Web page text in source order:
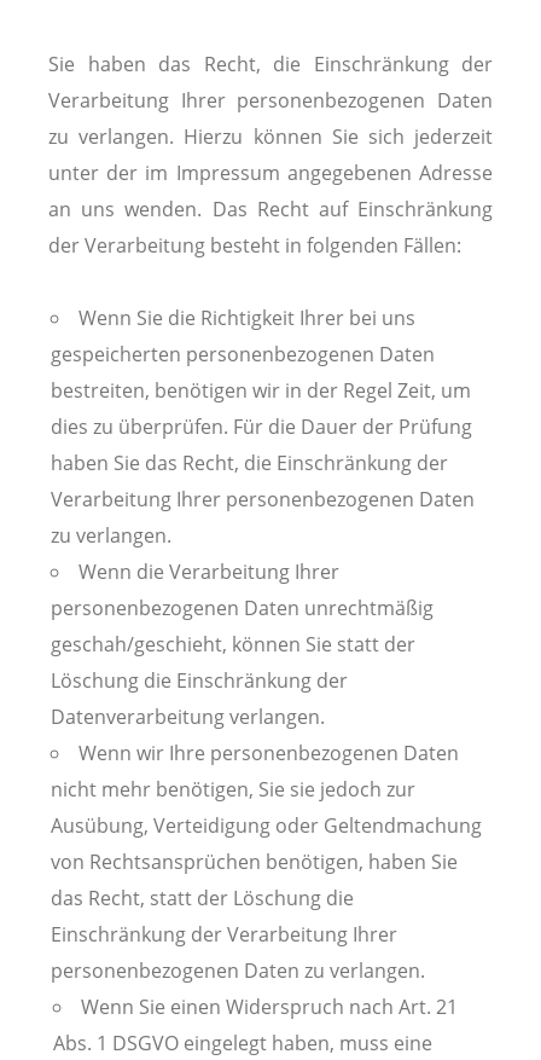
Sie haben das Recht, die Einschränkung der
Verarbeitung Ihrer personenbezogenen Daten
zu verlangen. Hierzu können Sie sich jederzeit
unter der im Impressum angegebenen Adresse
an uns wenden. Das Recht auf Einschränkung
der Verarbeitung besteht in folgenden Fällen:
Wenn Sie die Richtigkeit Ihrer bei uns
gespeicherten personenbezogenen Daten
bestreiten, benötigen wir in der Regel Zeit, um
dies zu überprüfen. Für die Dauer der Prüfung
haben Sie das Recht, die Einschränkung der
Verarbeitung Ihrer personenbezogenen Daten
zu verlangen.
Wenn die Verarbeitung Ihrer
personenbezogenen Daten unrechtmäßig
geschah/geschieht, können Sie statt der
Löschung die Einschränkung der
Datenverarbeitung verlangen.
Wenn wir Ihre personenbezogenen Daten
nicht mehr benötigen, Sie sie jedoch zur
Ausübung, Verteidigung oder Geltendmachung
von Rechtsansprüchen benötigen, haben Sie
das Recht, statt der Löschung die
Einschränkung der Verarbeitung Ihrer
personenbezogenen Daten zu verlangen.
Wenn Sie einen Widerspruch nach Art. 21
Abs. 1 DSGVO eingelegt haben, muss eine